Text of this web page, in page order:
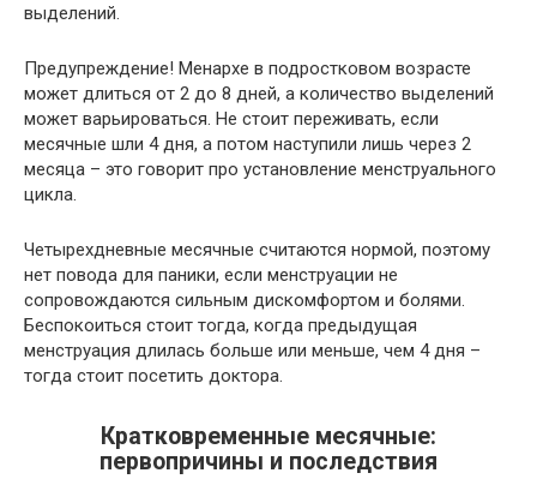
выделений.
Предупреждение! Менархе в подростковом возрасте
может длиться от 2 до 8 дней, а количество выделений
может варьироваться. Не стоит переживать, если
месячные шли 4 дня, а потом наступили лишь через 2
месяца – это говорит про установление менструального
цикла.
Четырехдневные месячные считаются нормой, поэтому
нет повода для паники, если менструации не
сопровождаются сильным дискомфортом и болями.
Беспокоиться стоит тогда, когда предыдущая
менструация длилась больше или меньше, чем 4 дня –
тогда стоит посетить доктора.
Кратковременные месячные:
первопричины и последствия